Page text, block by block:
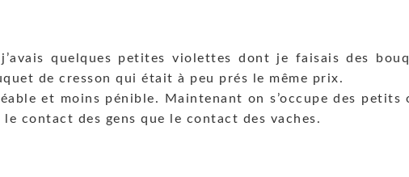
quelques petites violettes dont je faisais des
de cresson qui était à peu prés le même prix.
et moins pénible. Maintenant on s’occupe des
contact des gens que le contact des vaches.